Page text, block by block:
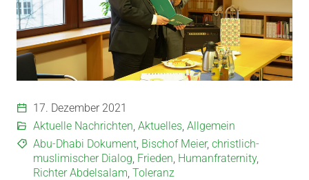
17. Dezember 2021
Aktuelle Nachrichten, Aktuelles, Allgemein
Abu-Dhabi Dokument, Bischof Meier, christlich-
muslimischer Dialog Frieden Humanfraternity,
Richter Abdelsalam Toleranz